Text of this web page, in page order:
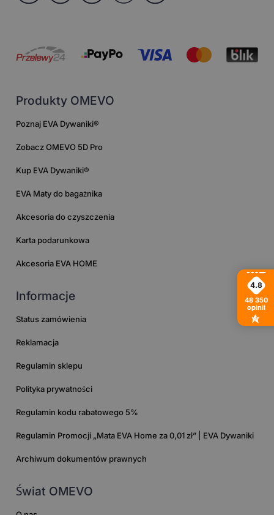
Produkty OMEVO
Poznaj EVA Dywaniki®
Zobacz OMEVO 5D Pro
Kup EVA Dywaniki®
EVA Maty do bagażnika
Akcesoria do czyszczenia
Karta podarunkowa
Akcesoria EVA HOME
Informacje
Status zamówienia
Reklamacja
Regulamin sklepu
Polityka prywatności
Regulamin kodu rabatowego 5%
Regulamin Promocji „Mata EVA Home za 0,01 zł” | EVA Dywaniki
Archiwum dokumentów prawnych
Świat OMEVO
4.8
48 350
opinii